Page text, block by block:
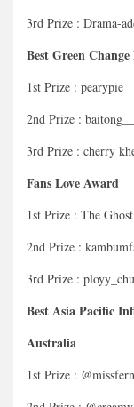
3rd Prize : Drama-
Best Green
1st Prize : pearypie
2nd Prize :
3rd Prize : cherry
Fans Love Award
1st Prize : The
2nd Prize :
3rd Prize :
Best Asia Pacific
Australia
1st Prize :